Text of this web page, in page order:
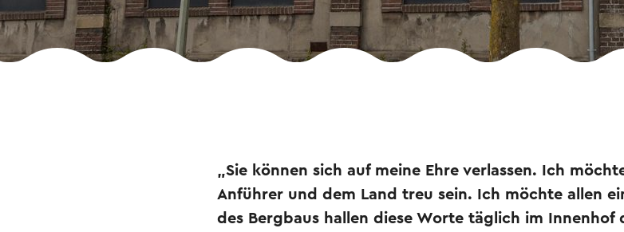
„Sie können sich auf meine Ehre verlassen. Ich
Anführer und dem Land treu sein. Ich möchte allen
des Bergbaus hallen diese Worte täglich im Innenhof